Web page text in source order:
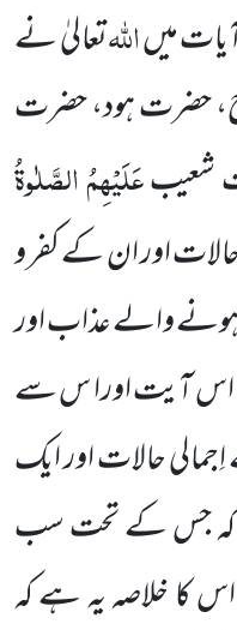
میںاللہتعالیٰ نے
حضرت ہود، حضرت
شعیبعَلَیْہِمُ الصَّلٰوۃُ
اور ان کے کفر و
والے عذاب اور
اس آیت اورا س سے
حالات اور ایک
کہ جس کے تحت سب
کا خلاصہ یہ ہے کہ